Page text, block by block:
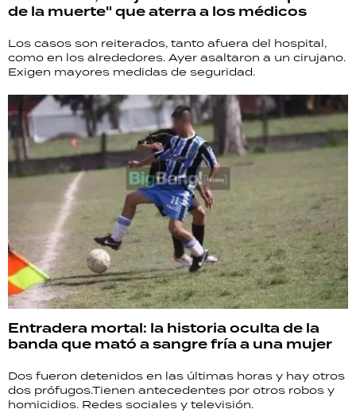
de la muerte" que aterra a los médicos
Los casos son reiterados, tanto afuera del hospital,
como en los alrededores. Ayer asaltaron a un cirujano.
Exigen mayores medidas de seguridad.
Entradera mortal: la historia oculta de la
banda que mató a sangre fría a una mujer
Dos fueron detenidos en las últimas horas y hay otros
dos prófugos.Tienen antecedentes por otros robos y
homicidios. Redes sociales y televisión.